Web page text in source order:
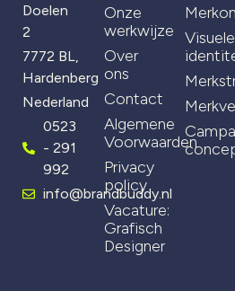
Doelen
2
7772 BL,
Hardenberg
Nederland
0523
- 291
992
info@brandbuddy.nl
Onze
werkwijze
Over
ons
Contact
Algemene
Voorwaarden
Privacy
policy
Vacature:
Grafisch
Designer
Visuele